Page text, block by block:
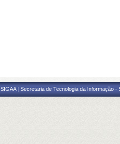
SIGAA | Secretaria de Tecnologia da Informação